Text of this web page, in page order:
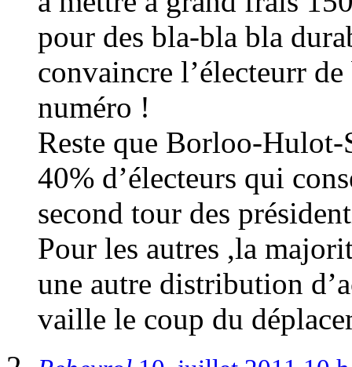
pour des bla-bla bla
convaincre l’électeurr
numéro !
Reste que Borloo-
40% d’électeurs qui
second tour des
Pour les autres ,la
une autre distribution
vaille le coup du